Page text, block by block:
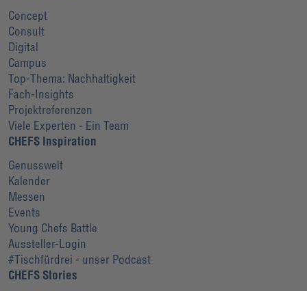
Concept
Consult
Digital
Campus
Top-Thema: Nachhaltigkeit
Fach-Insights
Projektreferenzen
Viele Experten - Ein Team
CHEFS Inspiration
Genusswelt
Kalender
Messen
Events
Young Chefs Battle
Aussteller-Login
#Tischfürdrei - unser Podcast
CHEFS Stories